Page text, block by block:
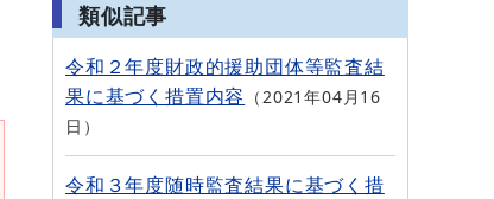
類似記事
令和２年度財政的援助団体等監査結
果に基づく措置内容
2021年04月16
日
令和３年度随時監査結果に基づく措